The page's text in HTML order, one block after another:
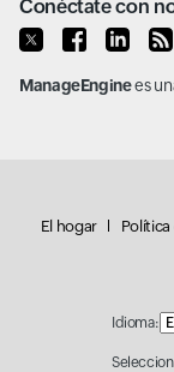
Conéctate con
ManageEnginees
El hogar
Idioma: